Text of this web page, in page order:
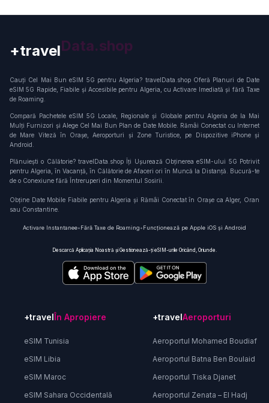
+travelConnection
Cauți Cel Mai Bun eSIM 5G pentru Algeria? travelData.shop Oferă Planuri de Date
eSIM 5G Rapide, Fiabile și Accesibile pentru Algeria, cu Activare Imediată și fără Taxe
de Roaming.
Compară Pachetele eSIM 5G Locale, Regionale și Globale pentru Algeria de la Mai
Mulți Furnizori și Alege Cel Mai Bun Plan de Date Mobile. Rămâi Conectat cu Internet
de Mare Viteză în Orașe, Aeroporturi și Zone Turistice, pe Dispozitive iPhone și
Android.
Plănuiești o Călătorie? travelData.shop Îți Ușurează Obținerea eSIM-ului 5G Potrivit
pentru Algeria, în Vacanță, în Călătorie de Afaceri ori în Muncă la Distanță. Bucură-te
de o Conexiune fără Întreruperi din Momentul Sosirii.
Obține Date Mobile Fiabile pentru Algeria și Rămâi Conectat în Orașe ca Alger, Oran
sau Constantine.
Activare Instantanee•Fără Taxe de Roaming•Funcționează pe Apple iOS și Android
Descarcă Aplicația Noastră și Gestionează-ți eSIM-urile Oricând, Oriunde.
+travelÎn Apropiere
eSIM Tunisia
eSIM Libia
eSIM Maroc
eSIM Sahara Occidentală
+travelAeroporturi
Aeroportul Mohamed Boudiaf
Aeroportul Batna Ben Boulaid
Aeroportul Tiska Djanet
Aeroportul Zenata – El Hadj